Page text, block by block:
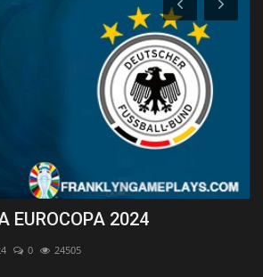
EUROCOPA 2024
0 24505